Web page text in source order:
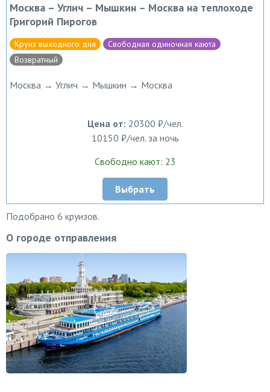
Москва – Углич – Мышкин – Москва на теплоходе
Григорий Пирогов
Круиз выходного дня
Свободная одиночная каюта
Возвратный
Москва → Углич → Мышкин → Москва
Цена от: 20300 ₽/чел.
10150 ₽/чел. за ночь
Свободно кают: 23
Выбрать
Подобрано 6 круизов.
О городе отправления